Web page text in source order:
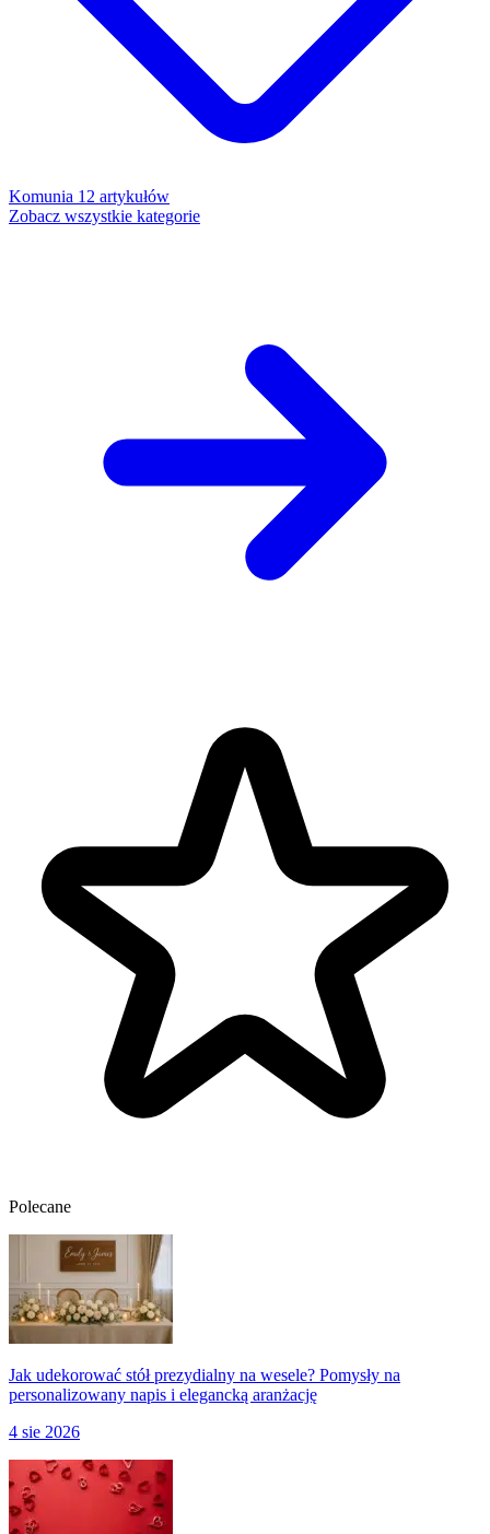
Komunia 12 artykułów
Zobacz wszystkie kategorie
Polecane
Jak udekorować stół prezydialny na wesele? Pomysły na
personalizowany napis i elegancką aranżację
4 sie 2026